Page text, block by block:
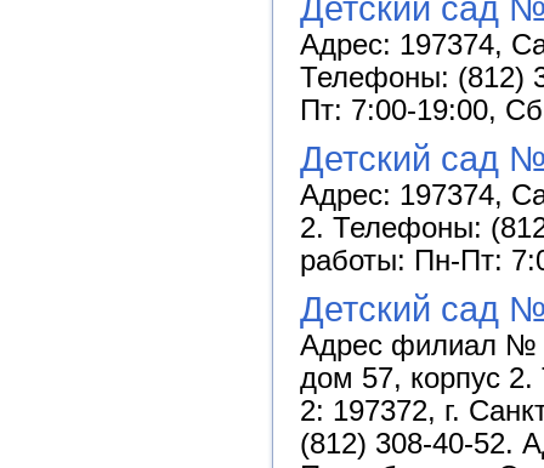
Детский сад
Адрес: 197374,
Телефоны: (812)
Пт: 7:00-19:00,
Детский сад
Адрес: 197374,
2. Телефоны:
работы: Пн-Пт:
Детский сад
Адрес филиал №
дом 57, корпус
2: 197372, г.
(812) 308-40-52.